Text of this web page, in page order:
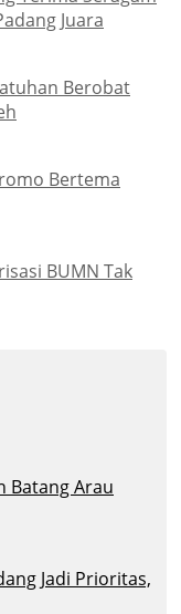
Juara
Berobat
Bertema
BUMN Tak
Batang Arau
Jadi Prioritas,